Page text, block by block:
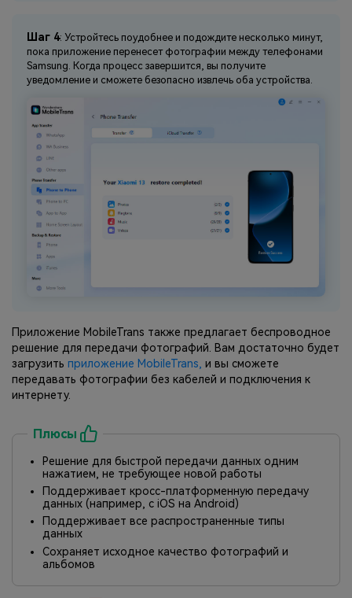
Шаг 4: Устройтесь поудобнее и подождите несколько минут,
пока приложение перенесет фотографии между телефонами
Samsung. Когда процесс завершится, вы получите
уведомление и сможете безопасно извлечь оба устройства.
Приложение MobileTrans также предлагает беспроводное
решение для передачи фотографий. Вам достаточно будет
загрузить приложение MobileTrans, и вы сможете
передавать фотографии без кабелей и подключения к
интернету.
Плюсы
Решение для быстрой передачи данных одним
нажатием, не требующее новой работы
Поддерживает кросс-платформенную передачу
данных (например, с iOS на Android)
Поддерживает все распространенные типы
данных
Сохраняет исходное качество фотографий и
альбомов